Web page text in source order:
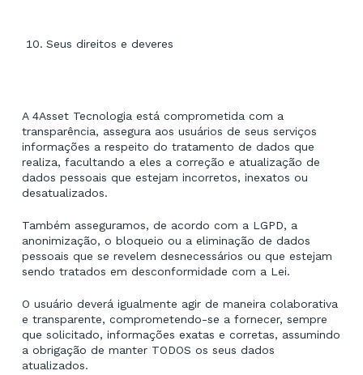
Seus direitos e deveres
A 4Asset Tecnologia está comprometida com a
transparência, assegura aos usuários de seus serviços
informações a respeito do tratamento de dados que
realiza, facultando a eles a correção e atualização de
dados pessoais que estejam incorretos, inexatos ou
desatualizados.
Também asseguramos, de acordo com a LGPD, a
anonimização, o bloqueio ou a eliminação de dados
pessoais que se revelem desnecessários ou que estejam
sendo tratados em desconformidade com a Lei.
O usuário deverá igualmente agir de maneira colaborativa
e transparente, comprometendo-se a fornecer, sempre
que solicitado, informações exatas e corretas, assumindo
a obrigação de manter TODOS os seus dados
atualizados.